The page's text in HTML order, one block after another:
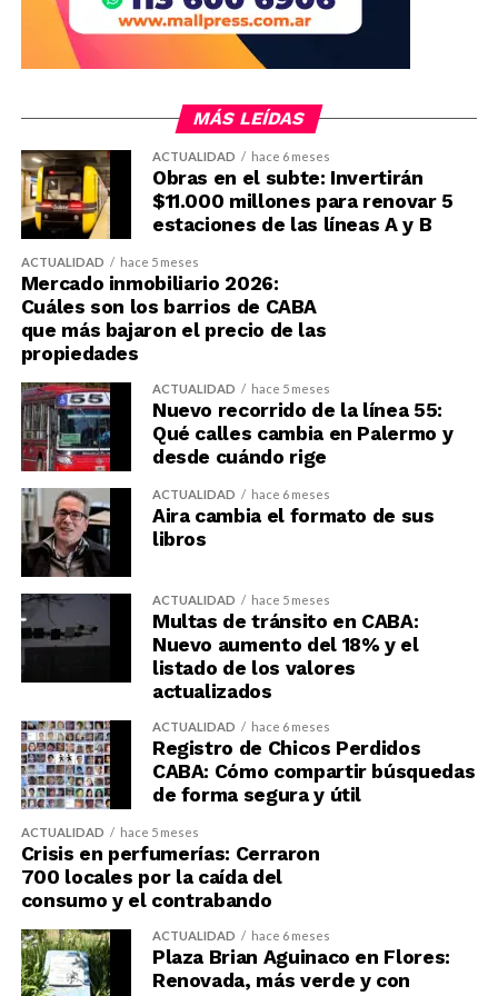
MÁS LEÍDAS
ACTUALIDAD hace 6 meses
Obras en el subte: Invertirán
$11.000 millones para renovar 5
estaciones de las líneas A y B
ACTUALIDAD hace 5 meses
Mercado inmobiliario 2026:
Cuáles son los barrios de CABA
que más bajaron el precio de las
propiedades
ACTUALIDAD hace 5 meses
Nuevo recorrido de la línea 55:
Qué calles cambia en Palermo y
desde cuándo rige
ACTUALIDAD hace 6 meses
Aira cambia el formato de sus
libros
ACTUALIDAD hace 5 meses
Multas de tránsito en CABA:
Nuevo aumento del 18% y el
listado de los valores
actualizados
ACTUALIDAD hace 6 meses
Registro de Chicos Perdidos
CABA: Cómo compartir búsquedas
de forma segura y útil
ACTUALIDAD hace 5 meses
Crisis en perfumerías: Cerraron
700 locales por la caída del
consumo y el contrabando
ACTUALIDAD hace 6 meses
Plaza Brian Aguinaco en Flores:
Renovada, más verde y con